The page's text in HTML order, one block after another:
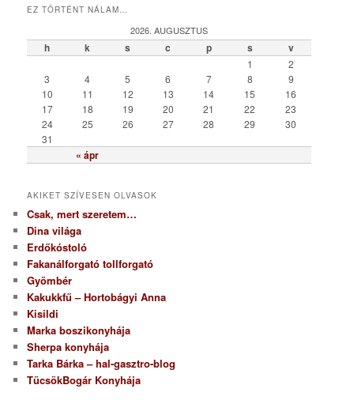
e
r
EZ TÖRTÉNT NÁLAM…
2026. AUGUSZTUS
h k s c p s v
« ápr
1
2
3
4 5 6 7 8
9
10
11 12 13 14 15
16
17
18 19 20 21 22
23
24
25 26 27 28 29
30
31
AKIKET SZÍVESEN OLVASOK
Csak, mert szeretem…
Dina világa
Erdőkóstoló
Fakanálforgató tollforgató
Gyömbér
Kakukkfű – Hortobágyi Anna
Kisildi
Marka boszikonyhája
Sherpa konyhája
Tarka Bárka – hal-gasztro-blog
TücsökBogár Konyhája